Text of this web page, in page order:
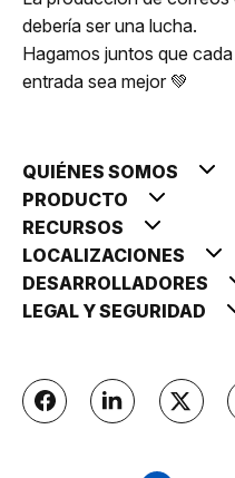
debería ser una lucha.
Hagamos juntos que
entrada sea mejor 💚
QUIÉNES SOMOS
PRODUCTO
RECURSOS
LOCALIZACIONES
DESARROLLADORES
LEGAL Y SEGURIDAD